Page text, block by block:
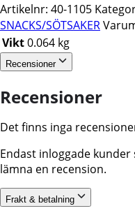
Artikelnr: 40-1105
SNACKS/SÖTSAKER
Vikt0.064 kg
Recensioner
Recensioner
Det finns inga
Endast inloggade
lämna en recension.
Frakt & betalning